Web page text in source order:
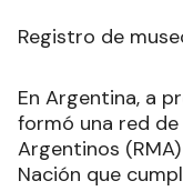
Registro de
En Argentina, a
formó una red de
Argentinos
Nación que